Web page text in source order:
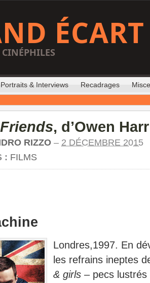
ÉCART
Portraits & Interviews Recadrages
, d’Owen
RIZZO – 2 DÉCEMBRE 2015
: FILMS
Londres,1997. En
les refrains ineptes
& girls – pecs